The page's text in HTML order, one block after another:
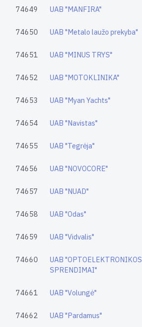
74649 UAB "MANFIRA"
74650 UAB "Metalo laužo prekyba"
74651 UAB "MINUS TRYS"
74652 UAB "MOTOKLINIKA"
74653 UAB "Myan Yachts"
74654 UAB "Navistas"
74655 UAB "Tegrėja"
74656 UAB "NOVOCORE"
74657 UAB "NUAD"
74658 UAB "Odas"
74659 UAB "Vidvalis"
74660
UAB "OPTOELEKTRONIKOS
SPRENDIMAI"
74661 UAB "Volungė"
74662 UAB "Pardamus"